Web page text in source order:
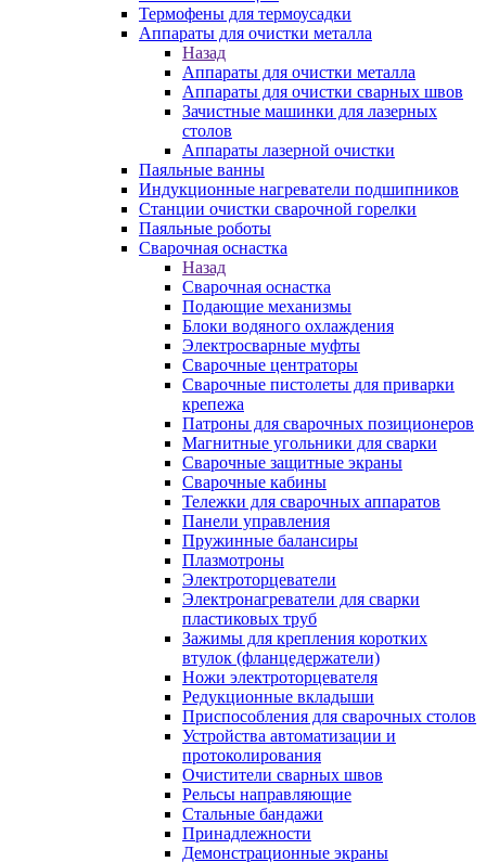
Термофены для термоусадки
Аппараты для очистки металла
Назад
Аппараты для очистки металла
Аппараты для очистки сварных швов
Зачистные машинки для лазерных
столов
Аппараты лазерной очистки
Паяльные ванны
Индукционные нагреватели подшипников
Станции очистки сварочной горелки
Паяльные роботы
Сварочная оснастка
Назад
Сварочная оснастка
Подающие механизмы
Блоки водяного охлаждения
Электросварные муфты
Сварочные центраторы
Сварочные пистолеты для приварки
крепежа
Патроны для сварочных позиционеров
Магнитные угольники для сварки
Сварочные защитные экраны
Сварочные кабины
Тележки для сварочных аппаратов
Панели управления
Пружинные балансиры
Плазмотроны
Электроторцеватели
Электронагреватели для сварки
пластиковых труб
Зажимы для крепления коротких
втулок (фланцедержатели)
Ножи электроторцевателя
Редукционные вкладыши
Приспособления для сварочных столов
Устройства автоматизации и
протоколирования
Очистители сварных швов
Рельсы направляющие
Стальные бандажи
Принадлежности
Демонстрационные экраны